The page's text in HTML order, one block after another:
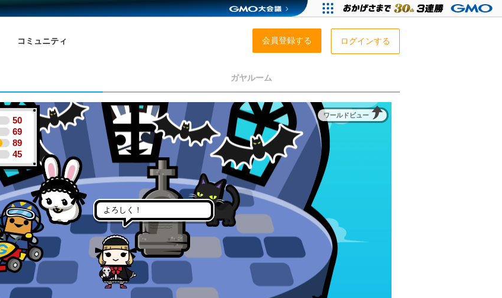
コミュニティ 会員登録する ログインする
ガヤルーム
ワールドビュー
50
69
89
45
よろしく！